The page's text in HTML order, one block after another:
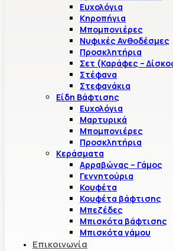
Ευχολόγια
Κηροπήγια
Μπομπονιέρες
Νυφικές Ανθοδέσμες
Προσκλητήρια
Σετ (Καράφες –
Στέφανα
Στεφανάκια
Είδη Βάφτισης
Ευχολόγια
Μαρτυρικά
Μπομπονιέρες
Προσκλητήρια
Κεράσματα
Αρραβώνας – Γάμος
Γεννητούρια
Κουφέτα
Κουφέτα βάφτισης
Μπεζέδες
Μπισκότα βάφτισης
Μπισκότα γάμου
Επικοινωνία